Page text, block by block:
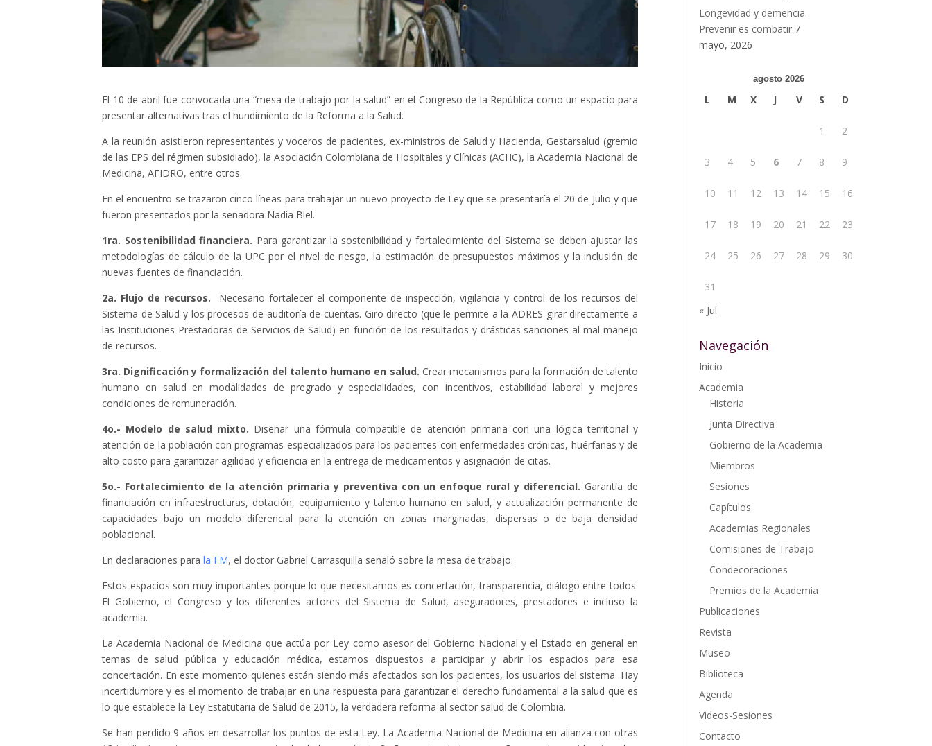
El 10 de abril fue convocada una “mesa de trabajo por la salud” en el Congreso de la República como un espacio para
presentar alternativas tras el hundimiento de la Reforma a la Salud.
A la reunión asistieron representantes y voceros de pacientes, ex-ministros de Salud y Hacienda, Gestarsalud (gremio
de las EPS del régimen subsidiado), la Asociación Colombiana de Hospitales y Clínicas (ACHC), la Academia Nacional de
Medicina, AFIDRO, entre otros.
En el encuentro se trazaron cinco líneas para trabajar un nuevo proyecto de Ley que se presentaría el 20 de Julio y que
fueron presentados por la senadora Nadia Blel.
1ra. Sostenibilidad financiera. Para garantizar la sostenibilidad y fortalecimiento del Sistema se deben ajustar las
metodologías de cálculo de la UPC por el nivel de riesgo, la estimación de presupuestos máximos y la inclusión de
nuevas fuentes de financiación.
2a. Flujo de recursos.
Necesario fortalecer el componente de inspección, vigilancia y control de los recursos del
Sistema de Salud y los procesos de auditoría de cuentas. Giro directo (que le permite a la ADRES girar directamente a
las Instituciones Prestadoras de Servicios de Salud) en función de los resultados y drásticas sanciones al mal manejo
de recursos.
3ra. Dignificación y formalización del talento humano en salud. Crear mecanismos para la formación de talento
humano en salud en modalidades de pregrado y especialidades, con incentivos, estabilidad laboral y mejores
condiciones de remuneración.
4o.- Modelo de salud mixto. Diseñar una fórmula compatible de atención primaria con una lógica territorial y
atención de la población con programas especializados para los pacientes con enfermedades crónicas, huérfanas y de
alto costo para garantizar agilidad y eficiencia en la entrega de medicamentos y asignación de citas.
5o.- Fortalecimiento de la atención primaria y preventiva con un enfoque rural y diferencial. Garantía de
financiación en infraestructuras, dotación, equipamiento y talento humano en salud, y actualización permanente de
capacidades bajo un modelo diferencial para la atención en zonas marginadas, dispersas o de baja densidad
poblacional.
En declaraciones para la FM, el doctor Gabriel Carrasquilla señaló sobre la mesa de trabajo:
Estos espacios son muy importantes porque lo que necesitamos es concertación, transparencia, diálogo entre todos.
El Gobierno, el Congreso y los diferentes actores del Sistema de Salud, aseguradores, prestadores e incluso la
academia.
La Academia Nacional de Medicina que actúa por Ley como asesor del Gobierno Nacional y el Estado en general en
temas de salud pública y educación médica, estamos dispuestos a participar y abrir los espacios para esa
concertación. En este momento quienes están siendo más afectados son los pacientes, los usuarios del sistema. Hay
incertidumbre y es el momento de trabajar en una respuesta para garantizar el derecho fundamental a la salud que es
lo que establece la Ley Estatutaria de Salud de 2015, la verdadera reforma al sector salud de Colombia.
Se han perdido 9 años en desarrollar los puntos de esta Ley. La Academia Nacional de Medicina en alianza con otras
Longevidad y demencia.
Prevenir es combatir 7
mayo, 2026
agosto 2026
L M X J V S D
1 2
3 4 5 6 7 8 9
10 11 12 13 14 15 16
17 18 19 20 21 22 23
24 25 26 27 28 29 30
31
« Jul
Navegación
Inicio
Academia
Historia
Junta Directiva
Gobierno de la Academia
Miembros
Sesiones
Capítulos
Academias Regionales
Comisiones de Trabajo
Condecoraciones
Premios de la Academia
Publicaciones
Revista
Museo
Biblioteca
Agenda
Videos-Sesiones
Contacto